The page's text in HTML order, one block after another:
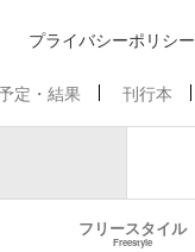
プライバシーポリシー
定・結果 刊行本
フリースタイル
Freestyle